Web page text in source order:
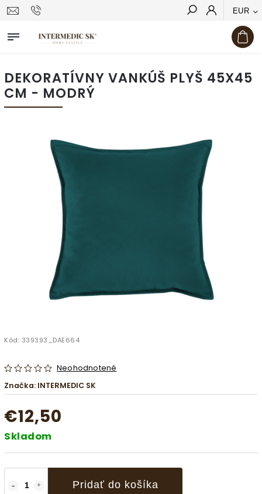
EUR
Hľadať
DEKORATÍVNY VANKÚŠ PLYŠ 45X45
CM - MODRÝ
Kód: 339393_DAE664
Neohodnotené
Značka: INTERMEDIC SK
€12,50
Skladom
Pridať do košíka